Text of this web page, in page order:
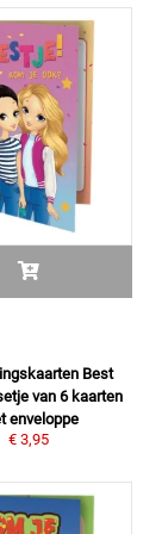
Best
van 6 kaarten
enveloppe
€ 3,95